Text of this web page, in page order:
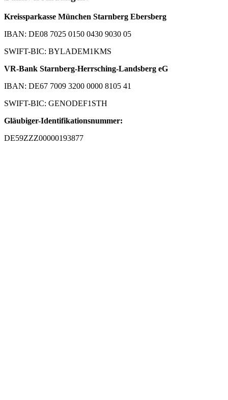
Kreissparkasse München Starnberg Ebersberg
IBAN: DE08 7025 0150 0430 9030 05
SWIFT-BIC: BYLADEM1KMS
VR-Bank Starnberg-Herrsching-Landsberg eG
IBAN: DE67 7009 3200 0000 8105 41
SWIFT-BIC: GENODEF1STH
Gläubiger-Identifikationsnummer:
DE59ZZZ00000193877